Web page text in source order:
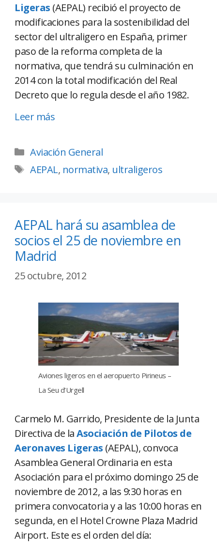
Ligeras (AEPAL) recibió el proyecto de
modificaciones para la sostenibilidad del
sector del ultraligero en España, primer
paso de la reforma completa de la
normativa, que tendrá su culminación en
2014 con la total modificación del Real
Decreto que lo regula desde el año 1982.
Leer más
Aviación General
AEPAL, normativa, ultraligeros
AEPAL hará su asamblea de
socios el 25 de noviembre en
Madrid
25 octubre, 2012
Aviones ligeros en el aeropuerto Pirineus –
La Seu d’Urgell
Carmelo M. Garrido, Presidente de la Junta
Directiva de laAsociación de Pilotos de
Aeronaves Ligeras (AEPAL), convoca
Asamblea General Ordinaria en esta
Asociación para el próximo domingo 25 de
noviembre de 2012, a las 9:30 horas en
primera convocatoria y a las 10:00 horas en
segunda, en el Hotel Crowne Plaza Madrid
Airport. Este es el orden del día: